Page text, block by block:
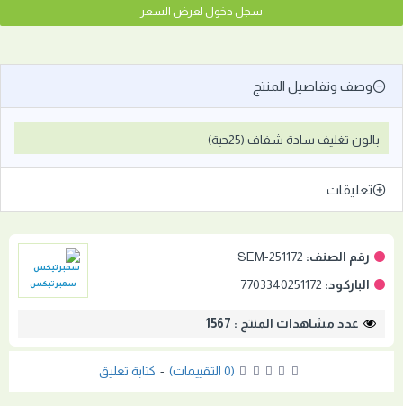
رقم الصنف: SEM-251172
الباركود: 7703340251172 سمبرتيكس
عدد مشاهدات المنتج : 1567
(0 التقييمات) - كتابة تعليق
سجل دخول لعرض السعر
وصف وتفاصيل المنتج
بالون تغليف سادة شفاف (25حبة)
تعليقات